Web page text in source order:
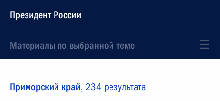
Президент России
Материалы по выбранной теме
Приморский край, 234 результата